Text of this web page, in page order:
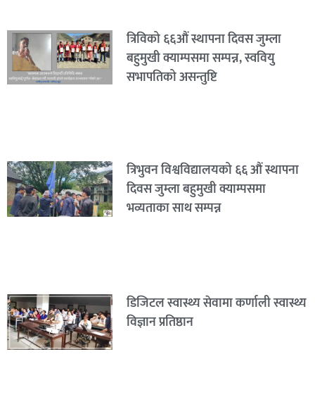
त्रिविको ६६औं स्थापना दिवस जुम्ला
बहुमुखी क्याम्पसमा सम्पन्न, स्ववियु
सभापतिको असन्तुष्टि
त्रिभुवन विश्वविद्यालयको ६६ औं स्थापना
दिवस जुम्ला बहुमुखी क्याम्पसमा
भव्यताका साथ सम्पन्न
डिजिटल स्वास्थ्य सेवामा कर्णाली स्वास्थ्य
विज्ञान प्रतिष्ठान